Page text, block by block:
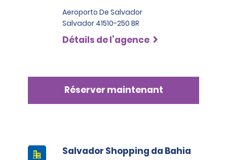
Aeroporto De Salvador
Salvador 41510-250 BR
Détails de l’agence
Réserver maintenant
Salvador Shopping da Bahia